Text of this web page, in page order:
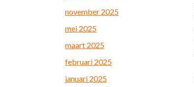
november 2025
mei 2025
maart 2025
februari 2025
januari 2025